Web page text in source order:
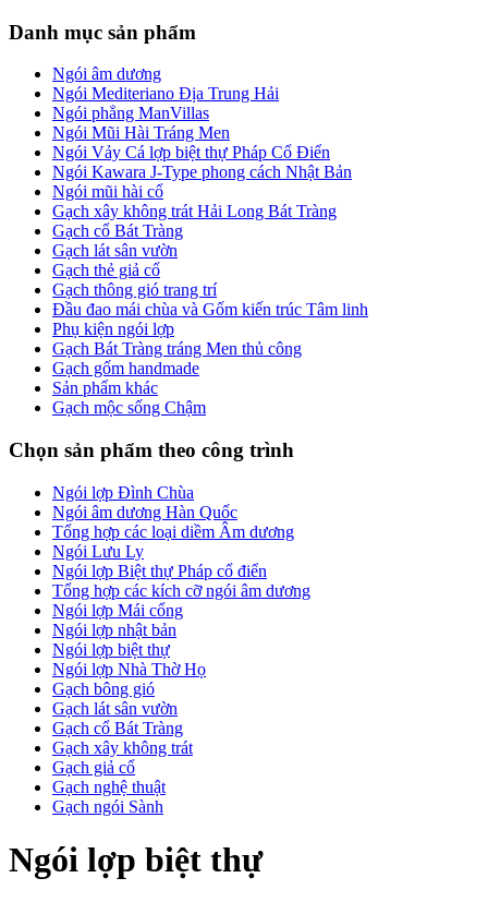
Danh mục sản phẩm
Ngói âm dương
Ngói Mediteriano Địa Trung Hải
Ngói phẳng ManVillas
Ngói Mũi Hài Tráng Men
Ngói Vảy Cá lợp biệt thự Pháp Cổ Điển
Ngói Kawara J-Type phong cách Nhật Bản
Ngói mũi hài cổ
Gạch xây không trát Hải Long Bát Tràng
Gạch cổ Bát Tràng
Gạch lát sân vườn
Gạch thẻ giả cổ
Gạch thông gió trang trí
Đầu đao mái chùa và Gốm kiến trúc Tâm linh
Phụ kiện ngói lợp
Gạch Bát Tràng tráng Men thủ công
Gạch gốm handmade
Sản phẩm khác
Gạch mộc sống Chậm
Chọn sản phẩm theo công trình
Ngói lợp Đình Chùa
Ngói âm dương Hàn Quốc
Tổng hợp các loại diềm Âm dương
Ngói Lưu Ly
Ngói lợp Biệt thự Pháp cổ điển
Tổng hợp các kích cỡ ngói âm dương
Ngói lợp Mái cổng
Ngói lợp nhật bản
Ngói lợp biệt thự
Ngói lợp Nhà Thờ Họ
Gạch bông gió
Gạch lát sân vườn
Gạch cổ Bát Tràng
Gạch xây không trát
Gạch giả cổ
Gạch nghệ thuật
Gạch ngói Sành
Ngói lợp biệt thự